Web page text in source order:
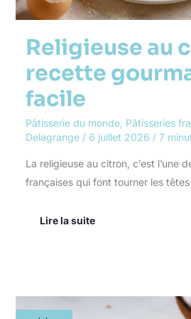
Religieuse au
recette
facile
Pâtisserie du monde, Pâtisseries
Delagrange / 6 juillet 2026 / 7
La religieuse au citron, c’est l’une
françaises qui font tourner les
Lire la suite
Macaron